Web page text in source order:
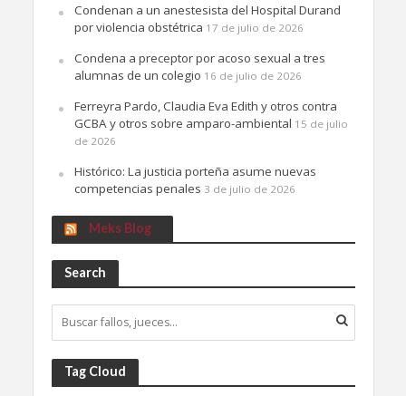
Condenan a un anestesista del Hospital Durand
por violencia obstétrica 17 de julio de 2026
Condena a preceptor por acoso sexual a tres
alumnas de un colegio 16 de julio de 2026
Ferreyra Pardo, Claudia Eva Edith y otros contra
GCBA y otros sobre amparo-ambiental 15 de julio
de 2026
Histórico: La justicia porteña asume nuevas
competencias penales 3 de julio de 2026
Meks Blog
Search
Tag Cloud